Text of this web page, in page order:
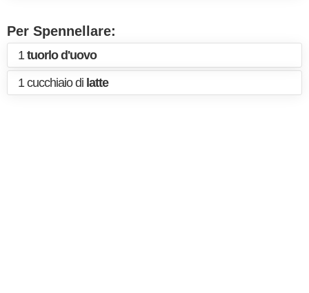
Per Spennellare:
1tuorlo d'uovo
1 cucchiaio di latte